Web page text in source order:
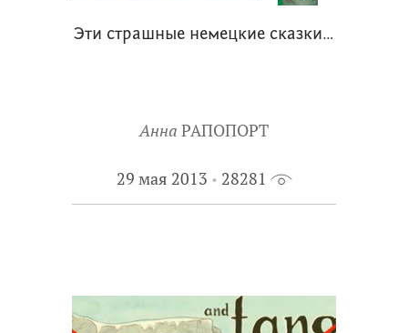
Эти страшные немецкие сказки…
Анна РАПОПОРТ
29 мая 2013 28281